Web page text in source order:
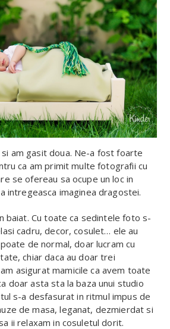
am gasit doua. Ne-a fost foarte
ca am primit multe fotografii cu
se ofereau sa ocupe un loc in
intregeasca imaginea dragostei.
baiat. Cu toate ca sedintele foto s-
cadru, decor, cosulet… ele au
de normal, doar lucram cu
chiar daca au doar trei
asigurat mamicile ca avem toate
doar asta sta la baza unui studio
s-a desfasurat in ritmul impus de
de masa, leganat, dezmierdat si
ii relaxam in cosuletul dorit.